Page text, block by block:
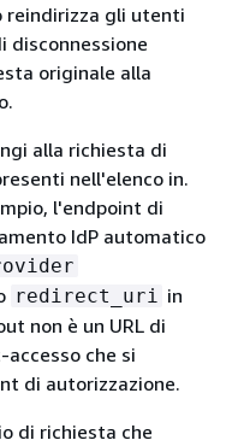
reindirizza gli utenti
disconnessione
originale alla
alla richiesta di
nell'elenco in.
l'endpoint di
IdP automatico
redirect_uri in
non è un URL di
accesso che si
di autorizzazione.
di richiesta che